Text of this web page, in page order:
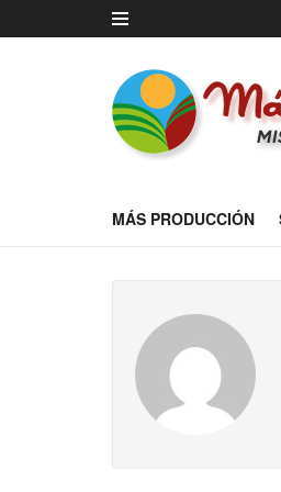
MÁS PRODUCCIÓN